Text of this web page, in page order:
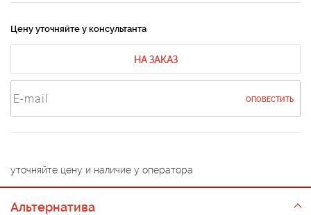
Цену уточняйте у консультанта
НА ЗАКАЗ
ОПОВЕСТИТЬ
уточняйте цену и наличие у оператора
Альтернатива